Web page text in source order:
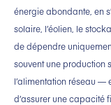
énergie abondante, en
solaire, l’éolien, le
de dépendre
souvent une production
l’alimentation réseau —
d’assurer une capacité